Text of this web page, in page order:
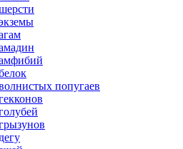
попугаев